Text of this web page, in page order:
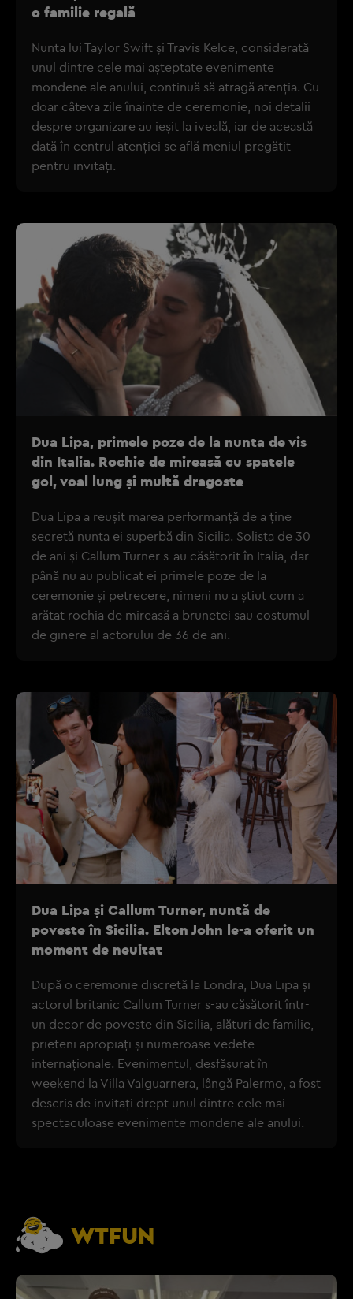
o familie regală
Nunta lui Taylor Swift și Travis Kelce, considerată
unul dintre cele mai așteptate evenimente
mondene ale anului, continuă să atragă atenția. Cu
doar câteva zile înainte de ceremonie, noi detalii
despre organizare au ieșit la iveală, iar de această
dată în centrul atenției se află meniul pregătit
pentru invitați.
Dua Lipa, primele poze de la nunta de vis
din Italia. Rochie de mireasă cu spatele
gol, voal lung și multă dragoste
Dua Lipa a reușit marea performanță de a ține
secretă nunta ei superbă din Sicilia. Solista de 30
de ani și Callum Turner s-au căsătorit în Italia, dar
până nu au publicat ei primele poze de la
ceremonie și petrecere, nimeni nu a știut cum a
arătat rochia de mireasă a brunetei sau costumul
de ginere al actorului de 36 de ani.
Dua Lipa și Callum Turner, nuntă de
poveste în Sicilia. Elton John le-a oferit un
moment de neuitat
După o ceremonie discretă la Londra, Dua Lipa și
actorul britanic Callum Turner s-au căsătorit într-
un decor de poveste din Sicilia, alături de familie,
prieteni apropiați și numeroase vedete
internaționale. Evenimentul, desfășurat în
weekend la Villa Valguarnera, lângă Palermo, a fost
descris de invitați drept unul dintre cele mai
spectaculoase evenimente mondene ale anului.
WTFUN